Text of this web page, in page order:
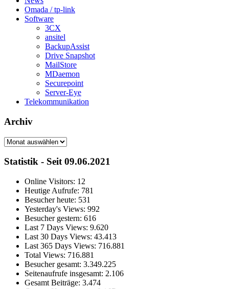
Omada / tp-link
Software
3CX
ansitel
BackupAssist
Drive Snapshot
MailStore
MDaemon
Securepoint
Server-Eye
Telekommunikation
Archiv
Archiv
Statistik - Seit 09.06.2021
Online Visitors: 12
Heutige Aufrufe: 781
Besucher heute: 531
Yesterday's Views: 992
Besucher gestern: 616
Last 7 Days Views: 9.620
Last 30 Days Views: 43.413
Last 365 Days Views: 716.881
Total Views: 716.881
Besucher gesamt: 3.349.225
Seitenaufrufe insgesamt: 2.106
Gesamt Beiträge: 3.474